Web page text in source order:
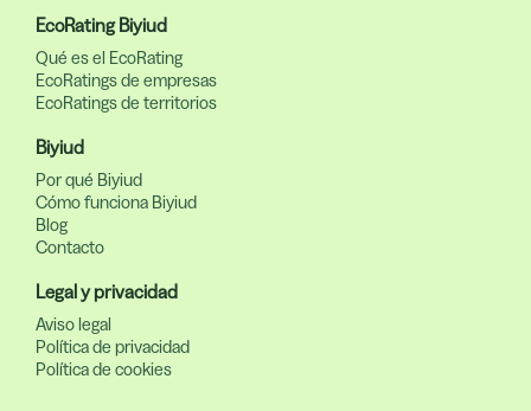
EcoRating Biyiud
Qué es el EcoRating
EcoRatings de empresas
EcoRatings de territorios
Biyiud
Por qué Biyiud
Cómo funciona Biyiud
Blog
Contacto
Legal y privacidad
Aviso legal
Política de privacidad
Política de cookies